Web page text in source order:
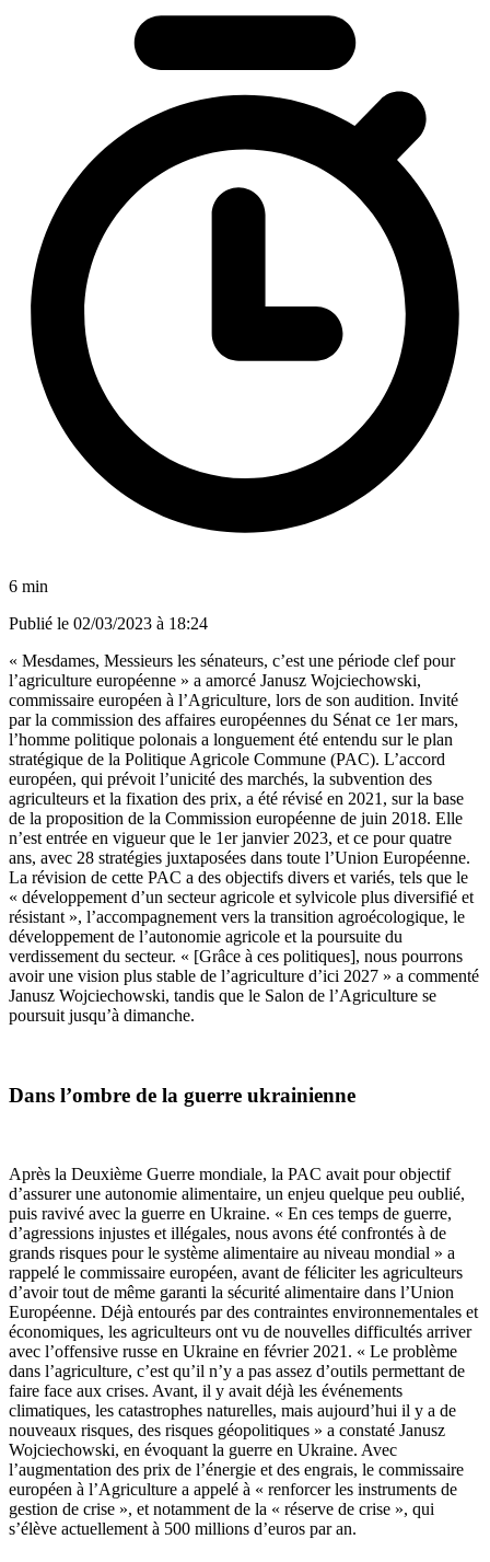
6 min
Publié le 02/03/2023 à 18:24
« Mesdames, Messieurs les sénateurs, c’est une période clef pour
l’agriculture européenne » a amorcé Janusz Wojciechowski,
commissaire européen à l’Agriculture, lors de son audition. Invité
par la commission des affaires européennes du Sénat ce 1er mars,
l’homme politique polonais a longuement été entendu sur le plan
stratégique de la Politique Agricole Commune (PAC). L’accord
européen, qui prévoit l’unicité des marchés, la subvention des
agriculteurs et la fixation des prix, a été révisé en 2021, sur la base
de la proposition de la Commission européenne de juin 2018. Elle
n’est entrée en vigueur que le 1er janvier 2023, et ce pour quatre
ans, avec 28 stratégies juxtaposées dans toute l’Union Européenne.
La révision de cette PAC a des objectifs divers et variés, tels que le
« développement d’un secteur agricole et sylvicole plus diversifié et
résistant », l’accompagnement vers la transition agroécologique, le
développement de l’autonomie agricole et la poursuite du
verdissement du secteur. « [Grâce à ces politiques], nous pourrons
avoir une vision plus stable de l’agriculture d’ici 2027 » a commenté
Janusz Wojciechowski, tandis que le Salon de l’Agriculture se
poursuit jusqu’à dimanche.
Dans l’ombre de la guerre ukrainienne
Après la Deuxième Guerre mondiale, la PAC avait pour objectif
d’assurer une autonomie alimentaire, un enjeu quelque peu oublié,
puis ravivé avec la guerre en Ukraine. « En ces temps de guerre,
d’agressions injustes et illégales, nous avons été confrontés à de
grands risques pour le système alimentaire au niveau mondial » a
rappelé le commissaire européen, avant de féliciter les agriculteurs
d’avoir tout de même garanti la sécurité alimentaire dans l’Union
Européenne. Déjà entourés par des contraintes environnementales et
économiques, les agriculteurs ont vu de nouvelles difficultés arriver
avec l’offensive russe en Ukraine en février 2021. « Le problème
dans l’agriculture, c’est qu’il n’y a pas assez d’outils permettant de
faire face aux crises. Avant, il y avait déjà les événements
climatiques, les catastrophes naturelles, mais aujourd’hui il y a de
nouveaux risques, des risques géopolitiques » a constaté Janusz
Wojciechowski, en évoquant la guerre en Ukraine. Avec
l’augmentation des prix de l’énergie et des engrais, le commissaire
européen à l’Agriculture a appelé à « renforcer les instruments de
gestion de crise », et notamment de la « réserve de crise », qui
s’élève actuellement à 500 millions d’euros par an.